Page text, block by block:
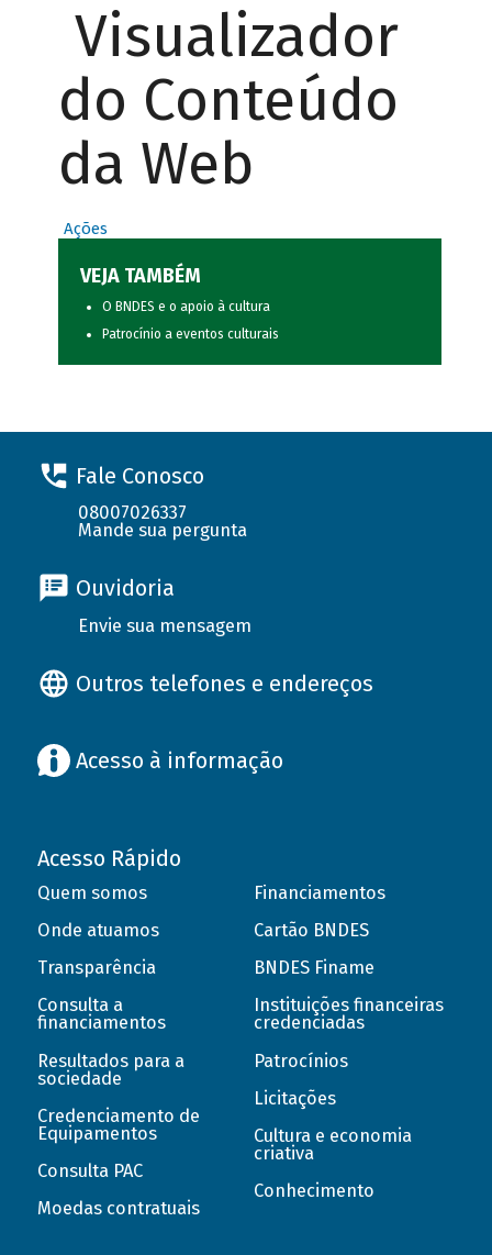
Visualizador
do Conteúdo
da Web
Ações
VEJA TAMBÉM
O BNDES e o apoio à cultura
Patrocínio a eventos culturais
Fale Conosco
08007026337
Mande sua pergunta
Ouvidoria
Envie sua mensagem
Outros telefones e endereços
Acesso à informação
Acesso Rápido
Quem somos
Onde atuamos
Transparência
Consulta a
financiamentos
Resultados para a
sociedade
Credenciamento de
Equipamentos
Consulta PAC
Moedas contratuais
Financiamentos
Cartão BNDES
BNDES Finame
Instituições financeiras
credenciadas
Patrocínios
Licitações
Cultura e economia
criativa
Conhecimento